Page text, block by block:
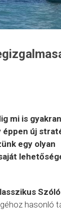
mi is gyakran
új
egy olyan
Szóló
hasonló